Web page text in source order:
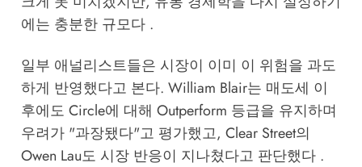
에는 충분한 규모다 .
일부 애널리스트들은 시장이 이미 이 위험을 과도
하게 반영했다고 본다. William Blair는 매도세 이
후에도 Circle에 대해 Outperform 등급을 유지하며
우려가 "과장됐다"고 평가했고, Clear Street의
Owen Lau도 시장 반응이 지나쳤다고 판단했다 .